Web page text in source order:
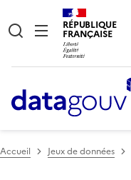
RÉPUBLIQUE
FRANÇAISE
Accueil Jeux de données